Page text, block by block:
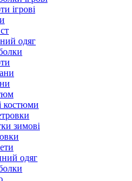
ігрові
одяг
костюми
зимові
одяг